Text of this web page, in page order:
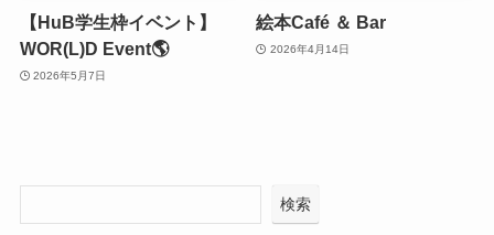
【HuB学生枠イベント】
WOR(L)D Event🌎
2026年5月7日
絵本Café ＆ Bar
2026年4月14日
検索